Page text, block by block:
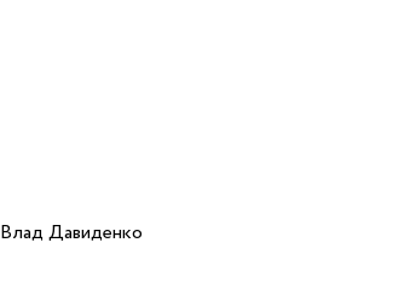
Влад Давиденко